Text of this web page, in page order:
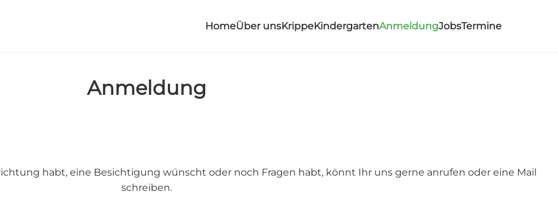
HomeÜber unsKrippeKindergartenAnmeldungJobsTermine
Anmeldung
habt, eine Besichtigung wünscht oder noch Fragen habt, könnt Ihr uns gerne anrufen oder eine Mail
schreiben.